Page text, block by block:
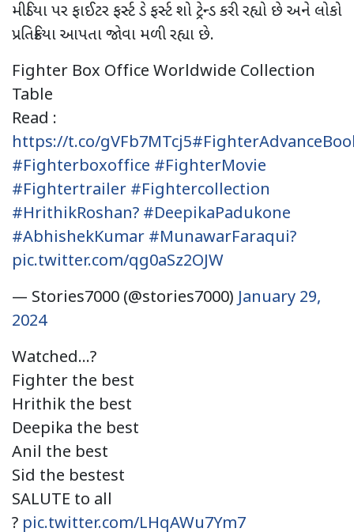
મીડિયા પર ફાઈટર ફર્સ્ટ ડે ફર્સ્ટ શો ટ્રેન્ડ કરી રહ્યો છે અને લોકો
પ્રતિક્રિયા આપતા જોવા મળી રહ્યા છે.
Fighter Box Office Worldwide Collection
Table
Read :
https://t.co/gVFb7MTcj5
#Fighterboxoffice #FighterMovie
#Fightertrailer #Fightercollection
#HrithikRoshan? #DeepikaPadukone
#AbhishekKumar #MunawarFaraqui?
pic.twitter.com/qg0aSz2OJW
— Stories7000 (@stories7000) January 29,
2024
Watched…?
Fighter the best
Hrithik the best
Deepika the best
Anil the best
Sid the bestest
SALUTE to all
? pic.twitter.com/LHqAWu7Ym7